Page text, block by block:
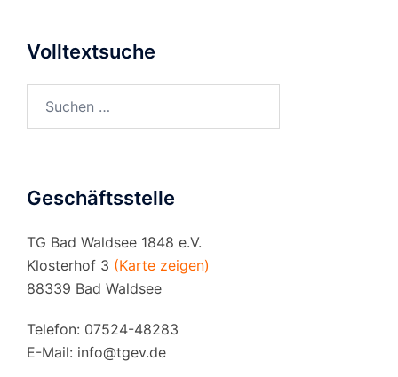
Volltextsuche
Geschäftsstelle
TG Bad Waldsee 1848 e.V.
Klosterhof 3 (Karte zeigen)
88339 Bad Waldsee
Telefon: 07524-48283
E-Mail: info@tgev.de